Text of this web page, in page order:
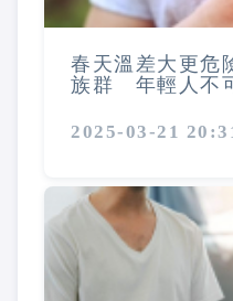
春天溫差大更
族群 年輕人不
2025-03-21